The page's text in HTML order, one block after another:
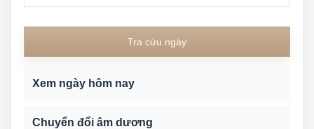
Tra cứu ngày
Xem ngày hôm nay
Chuyển đổi âm dương